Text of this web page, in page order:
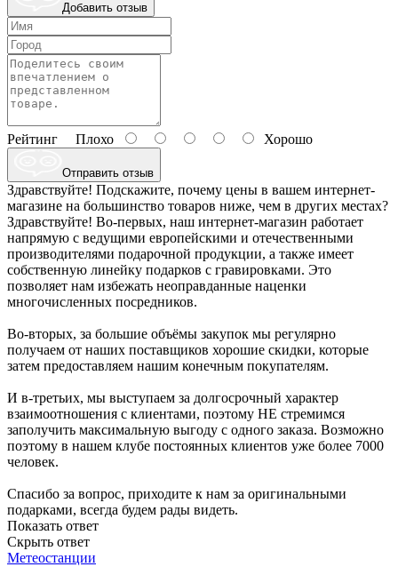
Добавить отзыв
Рейтинг Плохо Хорошо
Отправить отзыв
Здравствуйте! Подскажите, почему цены в вашем интернет-
магазине на большинство товаров ниже, чем в других местах?
Здравствуйте! Во-первых, наш интернет-магазин работает
напрямую с ведущими европейскими и отечественными
производителями подарочной продукции, а также имеет
собственную линейку подарков с гравировками. Это
позволяет нам избежать неоправданные наценки
многочисленных посредников.
Во-вторых, за большие объёмы закупок мы регулярно
получаем от наших поставщиков хорошие скидки, которые
затем предоставляем нашим конечным покупателям.
И в-третьих, мы выступаем за долгосрочный характер
взаимоотношения с клиентами, поэтому НЕ стремимся
заполучить максимальную выгоду с одного заказа. Возможно
поэтому в нашем клубе постоянных клиентов уже более 7000
человек.
Спасибо за вопрос, приходите к нам за оригинальными
подарками, всегда будем рады видеть.
Показать ответ
Скрыть ответ
Метеостанции